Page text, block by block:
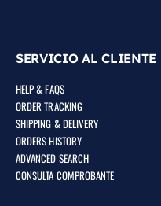
SERVICIO AL CLIENTE
HELP & FAQS
ORDER TRACKING
SHIPPING & DELIVERY
ORDERS HISTORY
ADVANCED SEARCH
CONSULTA COMPROBANTE